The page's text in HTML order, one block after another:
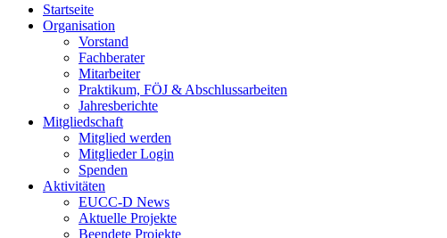
Startseite
Organisation
Vorstand
Fachberater
Mitarbeiter
Praktikum, FÖJ & Abschlussarbeiten
Jahresberichte
Mitgliedschaft
Mitglied werden
Mitglieder Login
Spenden
Aktivitäten
EUCC-D News
Aktuelle Projekte
Beendete Projekte